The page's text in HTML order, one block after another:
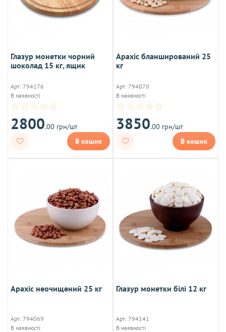
Глазур монетки чорний
шоколад 15 кг, ящик
Арт: 794176
В наявності
2800.00 грн/шт
В кошик
Арахіс бланширований 25
кг
Арт: 794070
В наявності
3850.00 грн/шт
В кошик
Арахіс неочищений 25 кг
Арт: 794069
В наявності
Глазур монетки білі 12 кг
Арт: 794141
В наявності